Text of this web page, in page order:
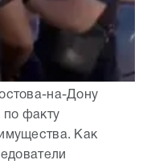
на-Дону
по факту
Как